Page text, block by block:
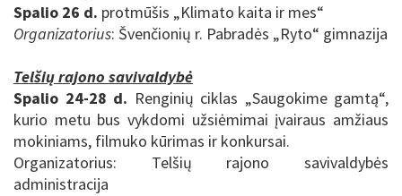
Spalio 26 d. protmūšis „Klimato kaita ir mes“
Organizatorius: Švenčionių r. Pabradės „Ryto“ gimnazija
Telšių rajono savivaldybė
Spalio 24-28 d. Renginių ciklas „Saugokime gamtą“,
kurio metu bus vykdomi užsiėmimai įvairaus amžiaus
mokiniams, filmuko kūrimas ir konkursai.
Organizatorius: Telšių rajono savivaldybės
administracija